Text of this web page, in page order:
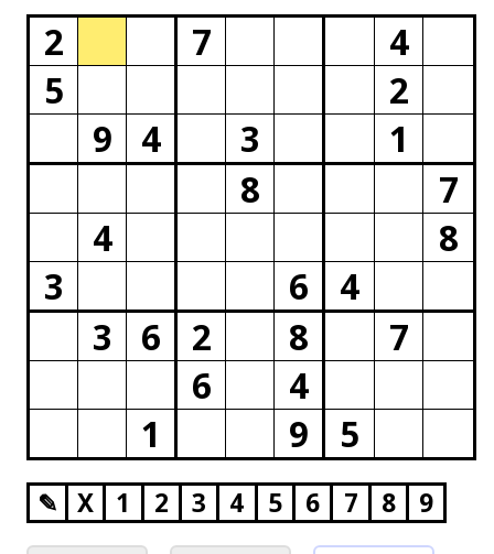
2 7
4
5
2
9
4 3
1
8
7
4
8
3
6
4
3
6 2 8
7
6
4
1
9 5
✎ X 1 2 3 4 5 6 7 8 9